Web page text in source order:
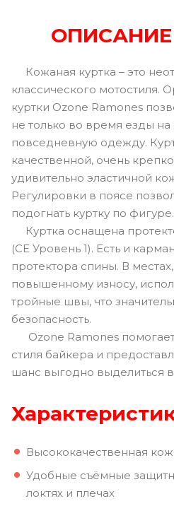
Кожаная куртка – это
классического мотостиля.
куртки Ozone Ramones
не только во время езды
повседневную одежду.
качественной, очень
удивительно эластичной
Регулировки в поясе
подогнать куртку по фигуре.
Куртка оснащена
(CE Уровень 1). Есть и
протектора спины. В
повышенному износу,
тройные швы, что
безопасность.
Ozone Ramones помогает
стиля байкера и
шанс выгодно выделиться
Высококачественная
Удобные съёмные
локтях и плечах